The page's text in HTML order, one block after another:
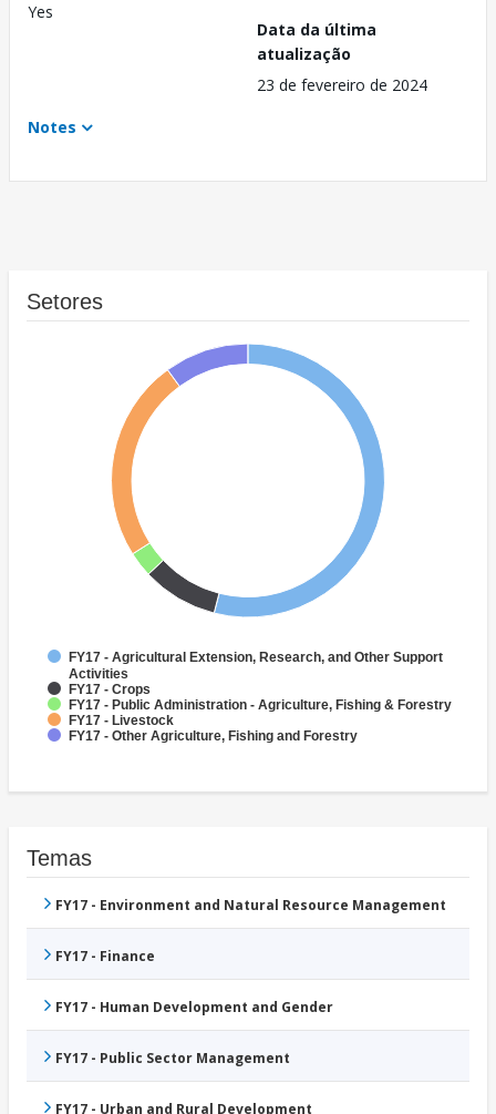
Yes
Data da última
atualização
23 de fevereiro de 2024
Notes
Setores
FY17 - Agricultural Extension, Research, and Other Support
Activities
FY17 - Crops
FY17 - Public Administration - Agriculture, Fishing & Forestry
FY17 - Livestock
FY17 - Other Agriculture, Fishing and Forestry
Temas
FY17 - Environment and Natural Resource Management
FY17 - Finance
FY17 - Human Development and Gender
FY17 - Public Sector Management
FY17 - Urban and Rural Development